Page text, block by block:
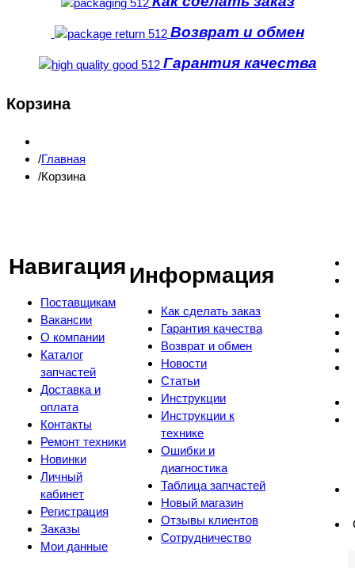
Возврат и обмен
Гарантия качества
Корзина
Главная
Корзина
Навигация
Поставщикам
Вакансии
О компании
Каталог
запчастей
Доставка и
оплата
Контакты
Ремонт техники
Новинки
Личный
кабинет
Регистрация
Заказы
Мои данные
Информация
Как сделать заказ
Гарантия качества
Возврат и обмен
Новости
Статьи
Инструкции
Инструкции к
технике
Ошибки и
диагностика
Таблица запчастей
Новый магазин
Отзывы клиентов
Сотрудничество